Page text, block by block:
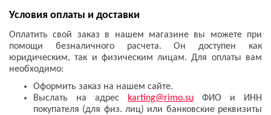
Условия оплаты и доставки
Оплатить свой заказ в нашем магазине вы можете при
помощи безналичного расчета. Он доступен как
юридическим, так и физическим лицам. Для оплаты вам
необходимо:
Оформить заказ на нашем сайте.
Выслать на адрес
karting@rimo.su ФИО и ИНН
покупателя (для физ. лиц) или банковские реквизиты